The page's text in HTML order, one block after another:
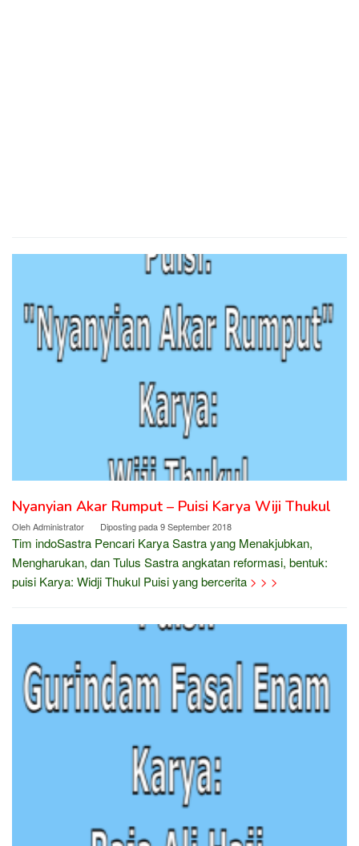
Nyanyian Akar Rumput – Puisi Karya Wiji Thukul
OlehAdministrator Diposting pada9 September 2018
Tim indoSastra Pencari Karya Sastra yang Menakjubkan,
Mengharukan, dan Tulus Sastra angkatan reformasi, bentuk:
puisi Karya: Widji Thukul Puisi yang bercerita > > >